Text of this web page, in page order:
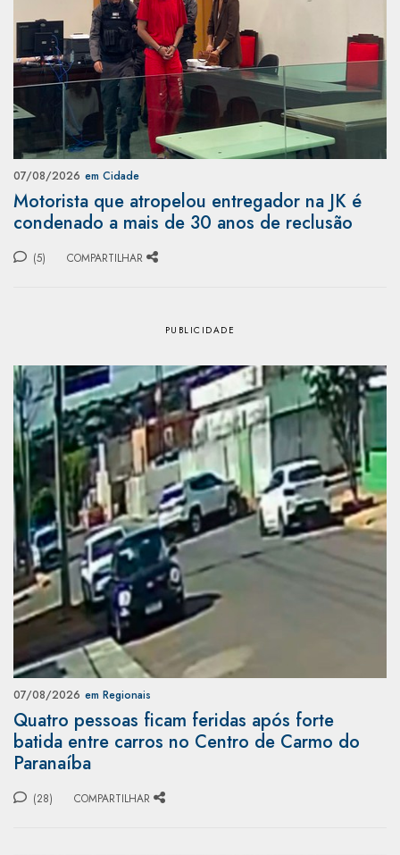
07/08/2026 em Cidade
Motorista que atropelou entregador na JK é
condenado a mais de 30 anos de reclusão
(5) COMPARTILHAR
07/08/2026 em Regionais
Quatro pessoas ficam feridas após forte
batida entre carros no Centro de Carmo do
Paranaíba
(28) COMPARTILHAR